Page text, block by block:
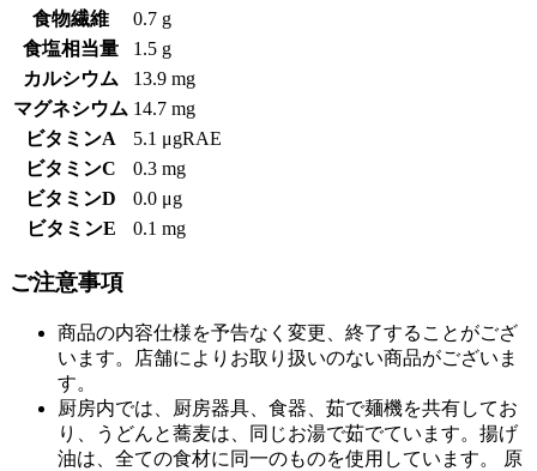
食物繊維
0.7 g
食塩相当量
1.5 g
カルシウム
13.9 mg
マグネシウム 14.7 mg
ビタミンA
5.1 μgRAE
ビタミンC
0.3 mg
ビタミンD
0.0 μg
ビタミンE
0.1 mg
ご注意事項
商品の内容仕様を予告なく変更、終了することがござ
います。店舗によりお取り扱いのない商品がございま
す。
厨房内では、厨房器具、食器、茹で麺機を共有してお
り、うどんと蕎麦は、同じお湯で茹でています。揚げ
油は、全ての食材に同一のものを使用しています。 原